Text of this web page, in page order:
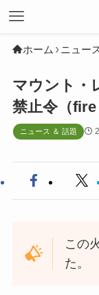
ホーム ニュー
マウント・
禁止令（fire
ニュース ＆ 話題
この
た。